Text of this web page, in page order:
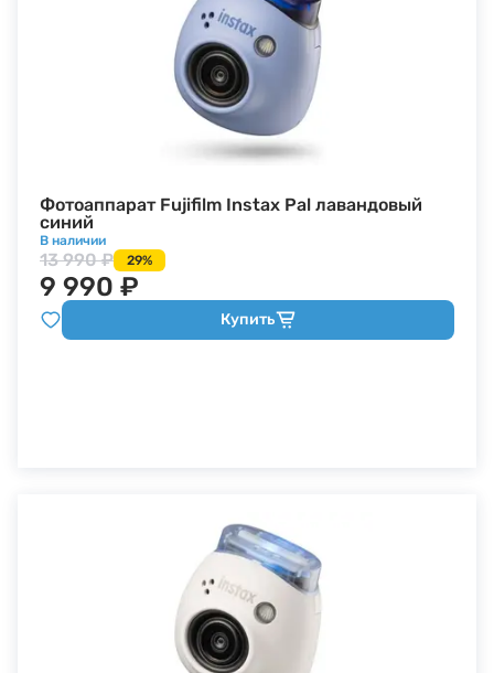
Фотоаппарат Fujifilm Instax Pal лавандовый
синий
В наличии
13 990 ₽ 29%
9 990 ₽
Купить